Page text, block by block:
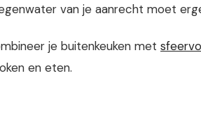
van je aanrecht moet
je buitenkeuken met
en eten.